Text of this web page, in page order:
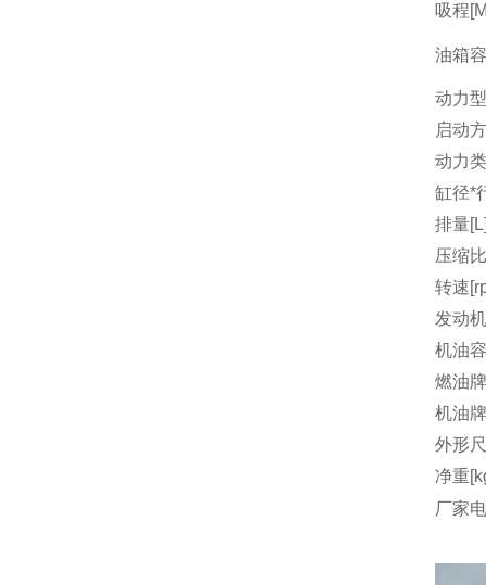
吸程
油箱
动力
启动
动力
缸径*
排量
压缩比
转速
发动
机油
燃油
机油
外形
净重
厂家